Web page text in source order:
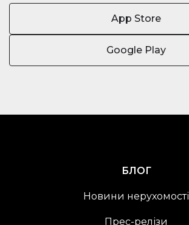
App Store
Google Play
БЛОГ
Новини нерухомості
Прес-релізи